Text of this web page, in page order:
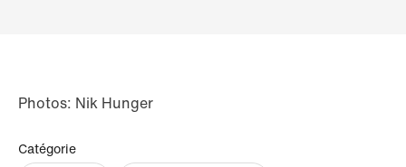
Photos: Nik Hunger
Catégorie